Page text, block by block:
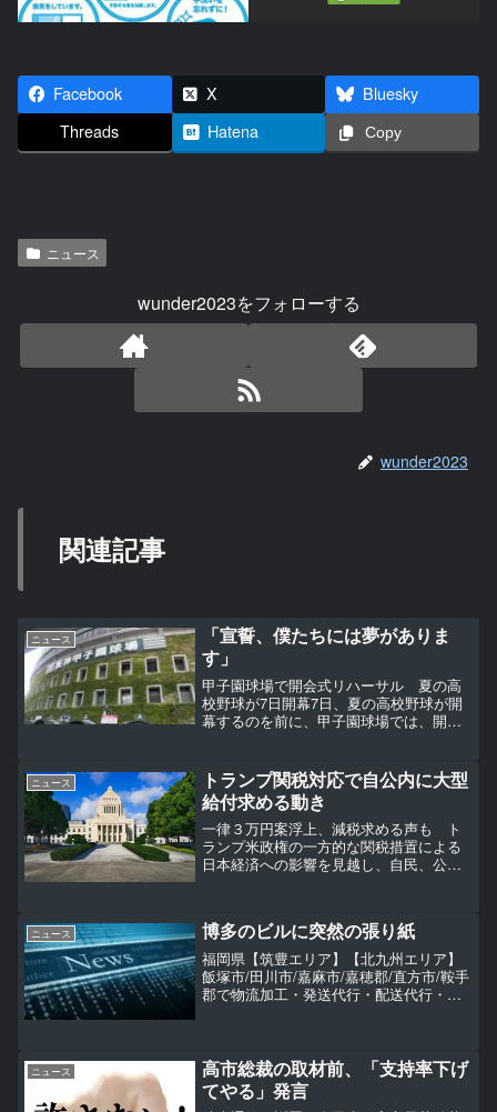
Facebook X
Bluesky
Threads
Hatena Copy
ニュース
wunder2023をフォローする
wunder2023
関連記事
ニュース
「宣誓、僕たちには夢がありま
す」
甲子園球場で開会式リハーサル 夏の高
校野球が7日開幕7日、夏の高校野球が開
幕するのを前に、甲子園球場では、開会
から開会式のリハーサルが始まり、出場
する49校の選手が参...
ニュース
トランプ関税対応で自公内に大型
給付求める動き
一律３万円案浮上、減税求める声も ト
ランプ米政権の一方的な関税措置による
日本経済への影響を見越し、自民、公明
の矛先が政府・与党に向かうことを警戒
しているためだ。減税を行...
ニュース 博多のビルに突然の張り紙
福岡県【筑豊エリア】【北九州エリア】
飯塚市/田川市/嘉麻市/嘉穂郡/直方市/鞍手
郡で物流加工・発送代行・配送代行・商
ー）へご依頼ください。
ニュース
高市総裁の取材前、「支持率下げ
てやる」発言